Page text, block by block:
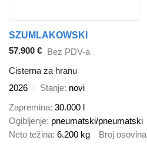
SZUMLAKOWSKI
57.900 € Bez PDV-a
Cisterna za hranu
2026
Stanje novi
Zapremina 30.000 l
Ogibljenje pneumatski/pneumatski
Neto težina 6.200 kg Broj osovina